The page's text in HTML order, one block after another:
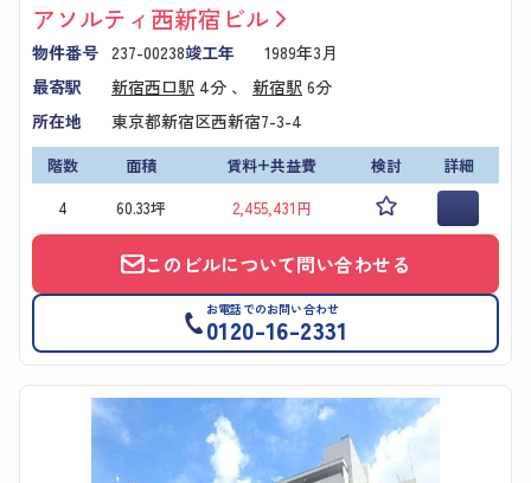
アソルティ西新宿ビル
物件番号 237-00238竣工年
1989年3月
最寄駅
新宿西口駅 4分 、 新宿駅 6分
所在地
東京都新宿区西新宿7-3-4
階数 面積 賃料+共益費 検討
詳細
4
60.33坪 2,455,431円
このビルについて問い合わせる
お電話でのお問い合わせ
0120-16-2331